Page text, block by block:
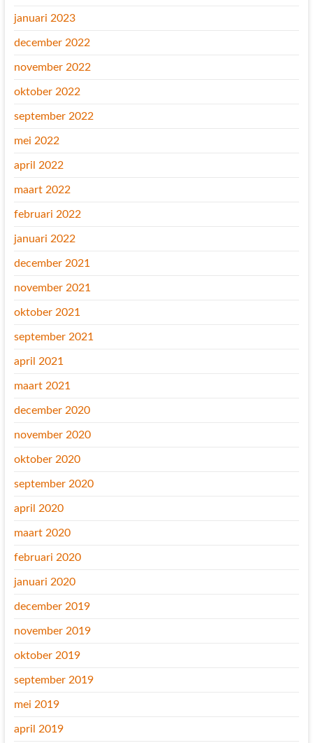
januari 2023
december 2022
november 2022
oktober 2022
september 2022
mei 2022
april 2022
maart 2022
februari 2022
januari 2022
december 2021
november 2021
oktober 2021
september 2021
april 2021
maart 2021
december 2020
november 2020
oktober 2020
september 2020
april 2020
maart 2020
februari 2020
januari 2020
december 2019
november 2019
oktober 2019
september 2019
mei 2019
april 2019